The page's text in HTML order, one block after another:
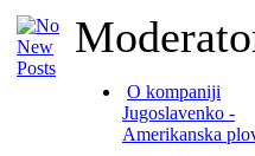
O kompaniji
Jugoslavenko -
Amerikanska